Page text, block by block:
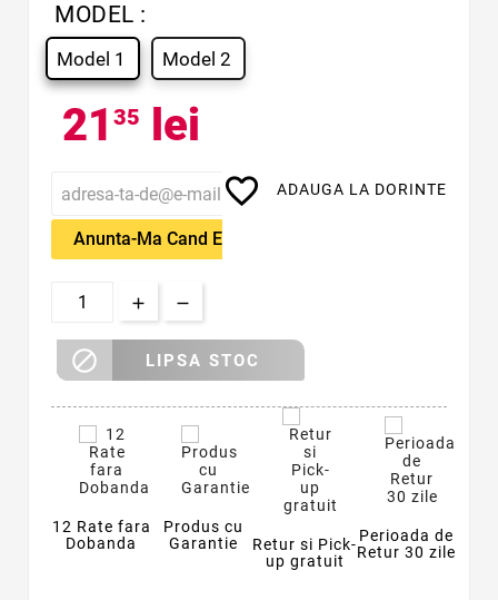
MODEL :
Model 1 Model 2
21 35 lei
Anunta-Ma Cand Este Disponibil
favorite_border ADAUGA LA DORINTE
 LIPSA STOC
12 Rate fara
Dobanda
Produs cu
Garantie
Retur si Pick-
up gratuit
Perioada de
Retur 30 zile